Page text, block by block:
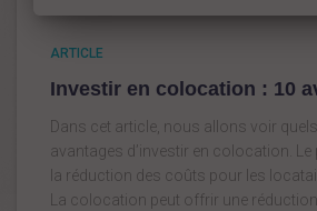
ARTICLE
Investir en colocation : 10
Dans cet article, nous allons voir
avantages d’investir en colocation.
la réduction des coûts pour les
La colocation peut offrir une